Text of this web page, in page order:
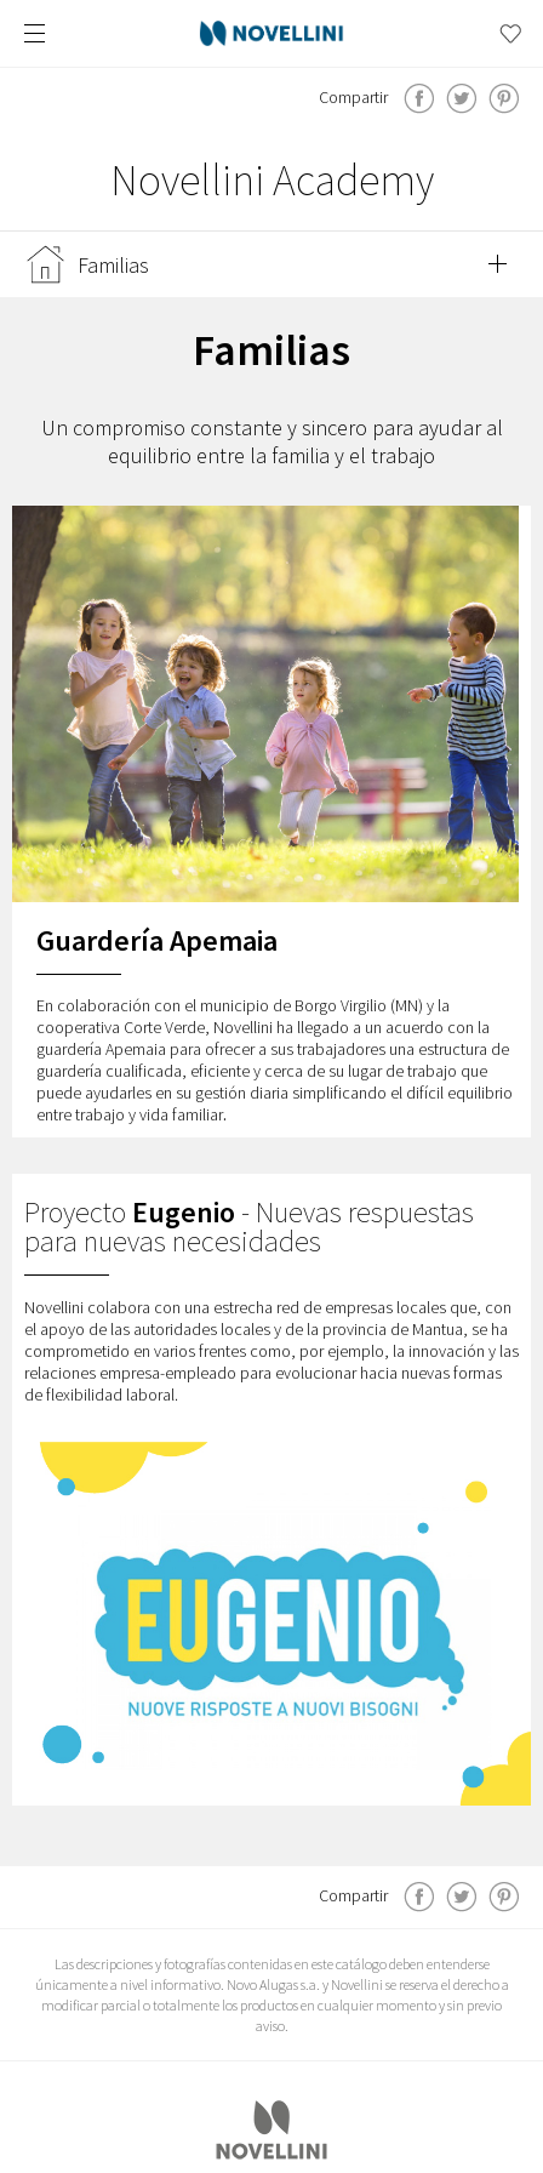
Compartir
Novellini Academy
Familias
Cultura
Deporte
Familias
Un compromiso constante y sincero para ayudar al
equilibrio entre la familia y el trabajo
Guardería Apemaia
En colaboración con el municipio de Borgo Virgilio (MN) y la
cooperativa Corte Verde, Novellini ha llegado a un acuerdo con la
guardería Apemaia para ofrecer a sus trabajadores una estructura de
guardería cualificada, eficiente y cerca de su lugar de trabajo que
puede ayudarles en su gestión diaria simplificando el difícil equilibrio
entre trabajo y vida familiar.
Proyecto Eugenio - Nuevas respuestas
para nuevas necesidades
Novellini colabora con una estrecha red de empresas locales que, con
el apoyo de las autoridades locales y de la provincia de Mantua, se ha
comprometido en varios frentes como, por ejemplo, la innovación y las
relaciones empresa-empleado para evolucionar hacia nuevas formas
de flexibilidad laboral.
Compartir
Las descripciones y fotografías contenidas en este catálogo deben entenderse
únicamente a nivel informativo. Novo Alugas s.a. y Novellini se reserva el derecho a
modificar parcial o totalmente los productos en cualquier momento y sin previo
aviso.